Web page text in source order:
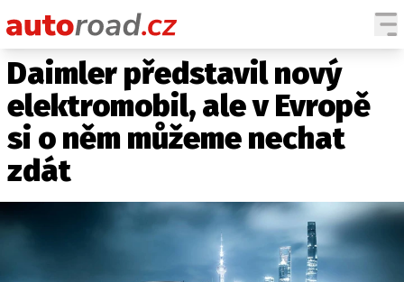
AUTA
TESTY AUT
NOVINKY
ZAJÍMAVOSTI
TECHNIKA
Daimler představil nový
elektromobil, ale v Evropě
si o něm můžeme nechat
zdát